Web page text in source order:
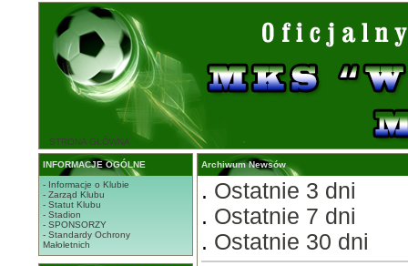
STRONA GŁÓWNA
INFORMACJE OGÓLNE
- Informacje o Klubie
- Zarząd Klubu
- Statut Klubu
- Stadion
- SPONSORZY
- Standardy Ochrony
Małoletnich
Archiwum Newsów
. Ostatnie 3 dni
. Ostatnie 7 dni
. Ostatnie 30 dni